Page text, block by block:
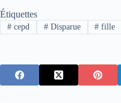
Étiquettes
#cepd #Disparue # fille